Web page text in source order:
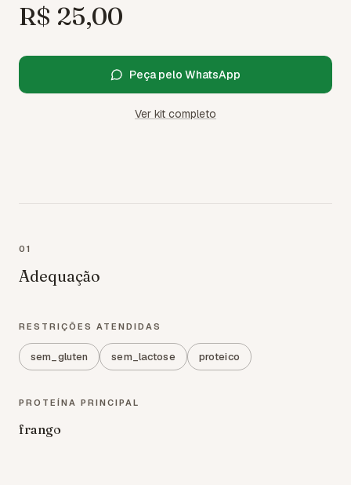
R$ 25,00
Peça pelo WhatsApp
Ver kit completo
01
Adequação
RESTRIÇÕES ATENDIDAS
sem_gluten sem_lactose proteico
PROTEÍNA PRINCIPAL
frango